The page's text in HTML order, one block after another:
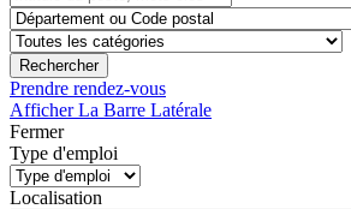
Rechercher
Prendre rendez-vous
Afficher La Barre Latérale
Fermer
Type d'emploi
Localisation